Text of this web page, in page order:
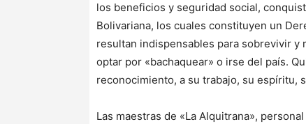
los beneficios y seguridad social,
Bolivariana, los cuales constituyen un
resultan indispensables para sobrevivir y
optar por «bachaquear» o irse del país.
reconocimiento, a su trabajo, su espíritu,
Las maestras de «La Alquitrana»,